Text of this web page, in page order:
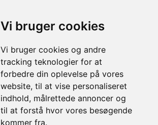
Vi bruger cookies
Vi bruger cookies og andre
tracking teknologier for at
forbedre din oplevelse på vores
website, til at vise personaliseret
indhold, målrettede annoncer og
til at forstå hvor vores besøgende
kommer fra.